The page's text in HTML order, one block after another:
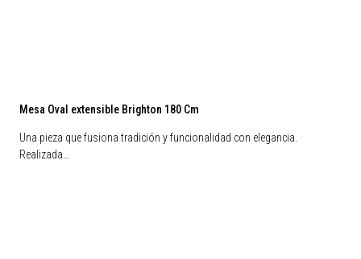
Mesa Oval extensible Brighton 180 Cm
Una pieza que fusiona tradición y funcionalidad con elegancia.
Realizada…